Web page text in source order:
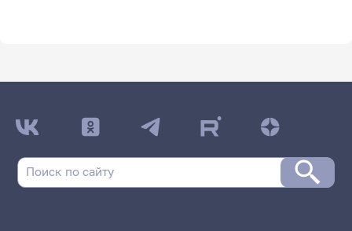
ДАТА ПОСЛЕДНЕГО ОБНОВЛЕНИЯ:
НЕ ОБНОВЛЯЛОСЬ